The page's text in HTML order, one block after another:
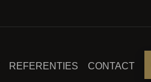
REFERENTIES CONTACT